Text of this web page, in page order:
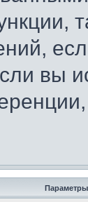
вы
Параметры